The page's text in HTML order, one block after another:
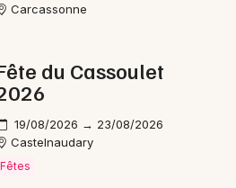
Carcassonne
du Cassoulet
19/08/2026 → 23/08/2026
Castelnaudary
Fêtes